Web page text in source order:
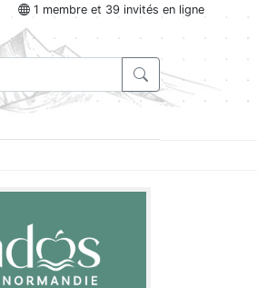
1 membre et 39 invités en ligne